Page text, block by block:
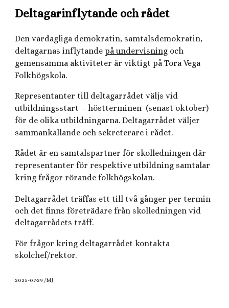
Deltagarinflytande och rådet
Den vardagliga demokratin, samtalsdemokratin,
deltagarnas inflytande på undervisning och
gemensamma aktiviteter är viktigt på Tora Vega
Folkhögskola.
Representanter till deltagarrådet väljs vid
utbildningsstart - höstterminen (senast oktober)
för de olika utbildningarna. Deltagarrådet väljer
sammankallande och sekreterare i rådet.
Rådet är en samtalspartner för skolledningen där
representanter för respektive utbildning samtalar
kring frågor rörande folkhögskolan.
Deltagarrådet träffas ett till två gånger per termin
och det finns företrädare från skolledningen vid
deltagarrådets träff.
För frågor kring deltagarrådet kontakta
skolchef/rektor.
2025-07-29 /MJ